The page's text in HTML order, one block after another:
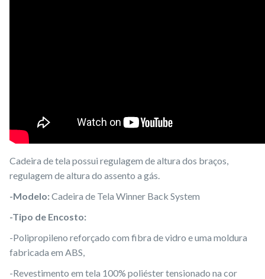
Cadeira de tela possui regulagem de altura dos braços,
regulagem de altura do assento a gás.
-Modelo:Cadeira de Tela Winner Back System
-Tipo de Encosto:
-Polipropileno reforçado com fibra de vidro e uma moldura
fabricada em ABS,
-Revestimento em tela 100% poliéster tensionado na cor